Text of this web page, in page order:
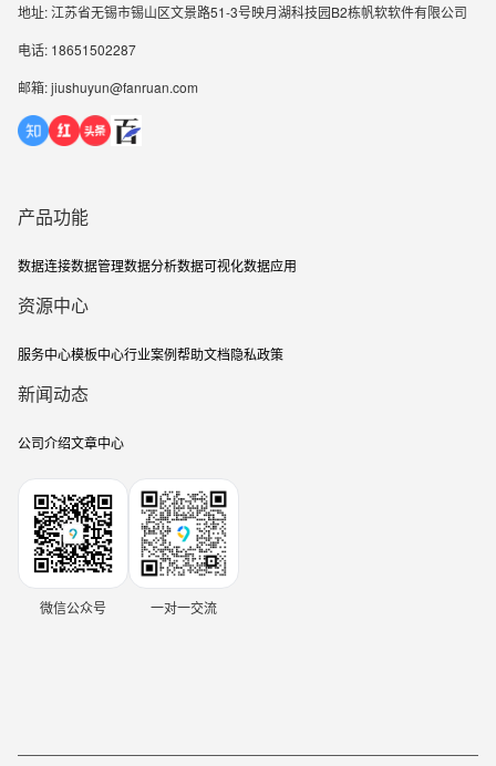
地址: 江苏省无锡市锡山区文景路51-3号映月湖科技园B2栋帆软软件有限公司
电话: 18651502287
邮箱: jiushuyun@fanruan.com
产品功能
数据连接数据管理数据分析数据可视化数据应用
资源中心
服务中心模板中心行业案例帮助文档隐私政策
新闻动态
公司介绍文章中心
微信公众号 一对一交流